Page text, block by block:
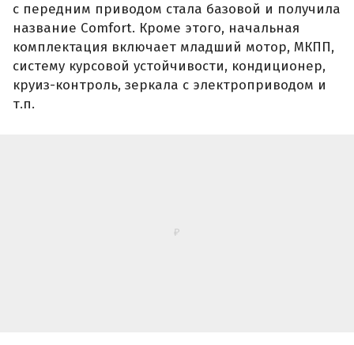
с передним приводом стала базовой и получила
название Comfort. Кроме этого, начальная
комплектация включает младший мотор, МКПП,
систему курсовой устойчивости, кондиционер,
круиз-контроль, зеркала с электроприводом и
т.п.